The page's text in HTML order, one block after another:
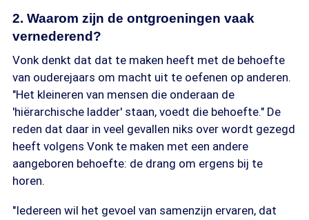
2. Waarom zijn de ontgroeningen vaak
vernederend?
Vonk denkt dat dat te maken heeft met de behoefte
van ouderejaars om macht uit te oefenen op anderen.
"Het kleineren van mensen die onderaan de
'hiërarchische ladder' staan, voedt die behoefte." De
reden dat daar in veel gevallen niks over wordt gezegd
heeft volgens Vonk te maken met een andere
aangeboren behoefte: de drang om ergens bij te
horen.
"Iedereen wil het gevoel van samenzijn ervaren, dat